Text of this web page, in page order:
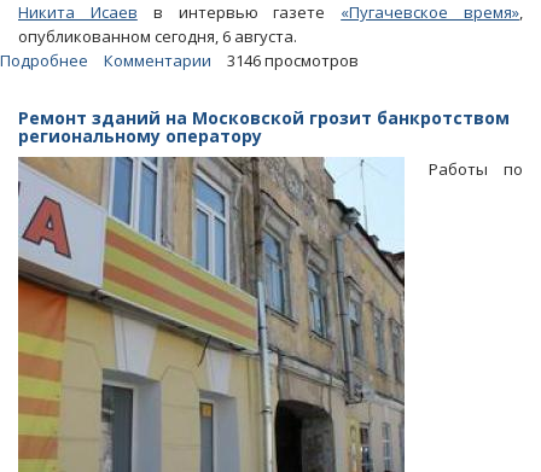
Никита Исаев в интервью газете «Пугачевское время»,
опубликованном сегодня, 6 августа.
Подробнее
проблемах
области:
этих
бед
есть
имя
-
Валерий
Комментарии 3146 просмотров
Ремонт зданий на Московской грозит банкротством
региональному оператору
Работы по